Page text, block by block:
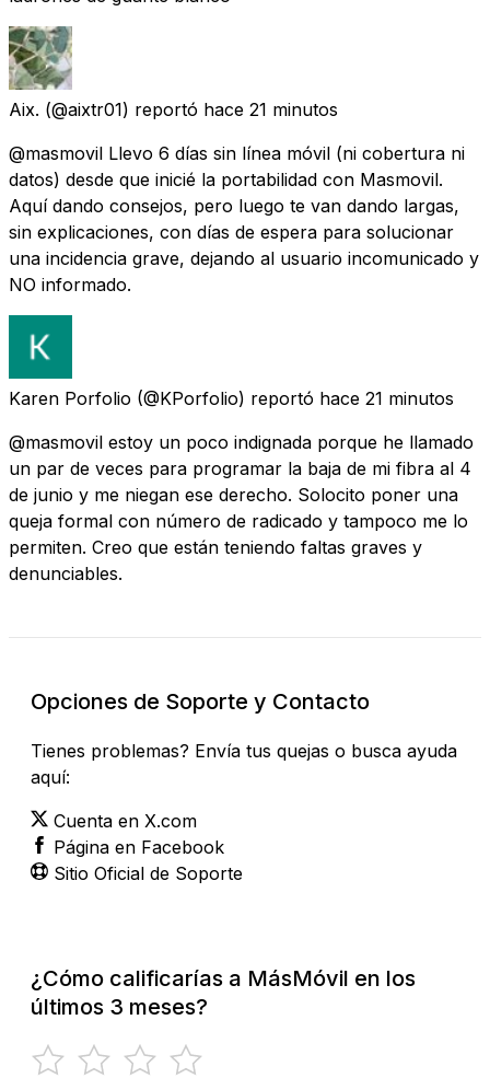
Aix. (@aixtr01) reportó hace 21 minutos
@masmovil Llevo 6 días sin línea móvil (ni cobertura ni
datos) desde que inicié la portabilidad con Masmovil.
Aquí dando consejos, pero luego te van dando largas,
sin explicaciones, con días de espera para solucionar
una incidencia grave, dejando al usuario incomunicado y
NO informado.
Karen Porfolio (@KPorfolio) reportó hace 21 minutos
@masmovil estoy un poco indignada porque he llamado
un par de veces para programar la baja de mi fibra al 4
de junio y me niegan ese derecho. Solocito poner una
queja formal con número de radicado y tampoco me lo
permiten. Creo que están teniendo faltas graves y
denunciables.
Opciones de Soporte y Contacto
Tienes problemas? Envía tus quejas o busca ayuda
aquí:
Cuenta en X.com
Página en Facebook
Sitio Oficial de Soporte
¿Cómo calificarías a MásMóvil en los
últimos 3 meses?